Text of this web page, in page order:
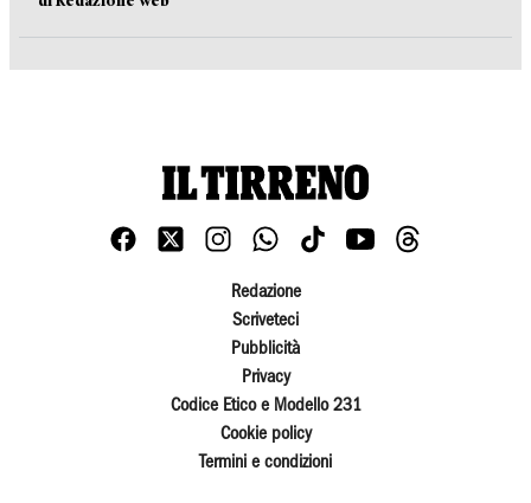
Redazione
Scriveteci
Pubblicità
Privacy
Codice Etico e Modello 231
Cookie policy
Termini e condizioni